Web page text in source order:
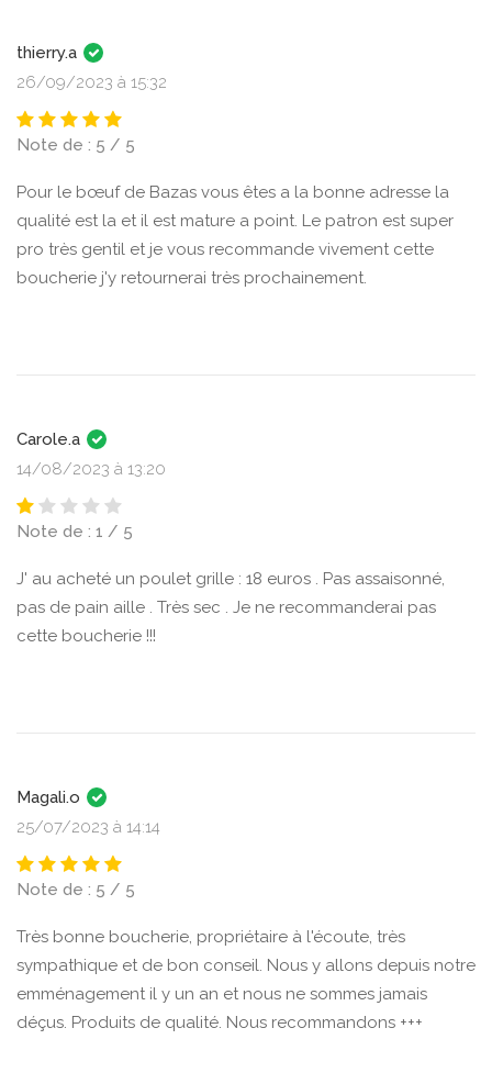
thierry.a
26/09/2023 à 15:32
Note de : 5 / 5
Pour le bœuf de Bazas vous êtes a la bonne adresse la
qualité est la et il est mature a point. Le patron est super
pro très gentil et je vous recommande vivement cette
boucherie j'y retournerai très prochainement.
Carole.a
14/08/2023 à 13:20
Note de : 1 / 5
J' au acheté un poulet grille : 18 euros . Pas assaisonné,
pas de pain aille . Très sec . Je ne recommanderai pas
cette boucherie !!!
Magali.o
25/07/2023 à 14:14
Note de : 5 / 5
Très bonne boucherie, propriétaire à l'écoute, très
sympathique et de bon conseil. Nous y allons depuis notre
emménagement il y un an et nous ne sommes jamais
déçus. Produits de qualité. Nous recommandons +++